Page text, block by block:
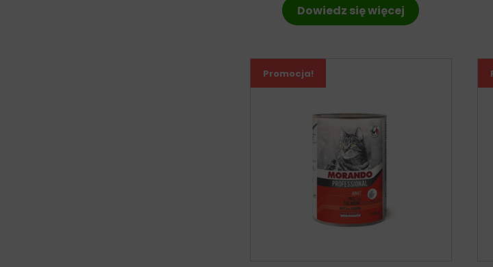
Dowiedz się więcej
Promocja!